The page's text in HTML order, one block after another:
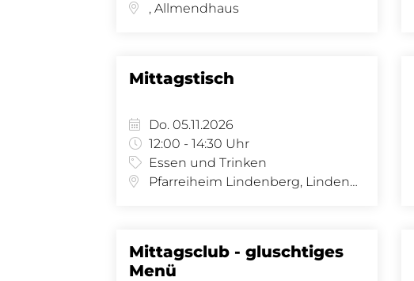
, Allmendhaus
Mittagstisch
Do. 05.11.2026
12:00 - 14:30 Uhr
Essen und Trinken
Pfarreiheim Lindenberg, Lindenberg 8 - Saal, Lindenberg 8, 4058 Basel
Mittagsclub - gluschtiges
Menü